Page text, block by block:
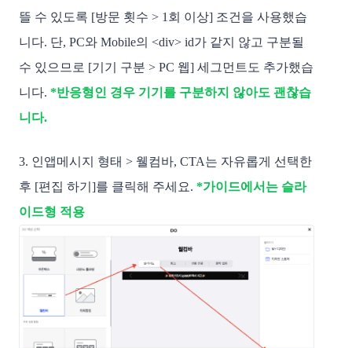
뜰 수 있도록 [방문 횟수 > 1회 이상] 조건을 사용했습
니다. 단, PC와 Mobile의 <div> id가 ​같지 않고 구분될
수 있으므로 [기기 구분 > PC 웹] 세그먼트도 추가했습
니다. *반응형인 경우 기기를 구분하지 않아도 괜찮습
니다.
3. 인앱메시지 형태 > 웰컴바, CTA는 자유롭게 선택한
후 [편집 하기]를 클릭해 주세요. *가이드에서는 슬라
이드형 적용